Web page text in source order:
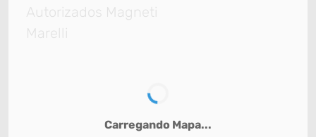
Autorizados Magneti
Marelli